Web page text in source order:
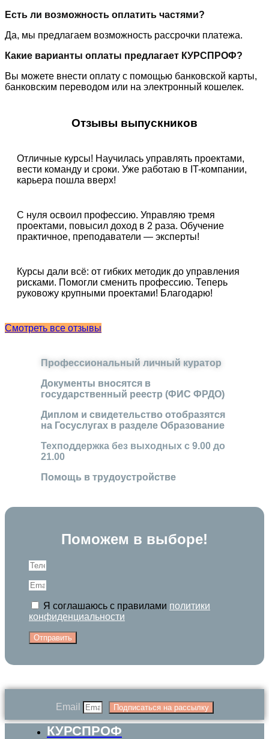
Есть ли возможность оплатить частями?
Да, мы предлагаем возможность рассрочки платежа.
Какие варианты оплаты предлагает КУРСПРОФ?
Вы можете внести оплату с помощью банковской карты,
банковским переводом или на электронный кошелек.
Отзывы выпускников
Отличные курсы! Научилась управлять проектами,
вести команду и сроки. Уже работаю в IT-компании,
карьера пошла вверх!
С нуля освоил профессию. Управляю тремя
проектами, повысил доход в 2 раза. Обучение
практичное, преподаватели — эксперты!
Курсы дали всё: от гибких методик до управления
рисками. Помогли сменить профессию. Теперь
руковожу крупными проектами! Благодарю!
Смотреть все отзывы
Профессиональный личный куратор
Документы вносятся в
государственный реестр (ФИС ФРДО)
Диплом и свидетельство отобразятся
на Госуслугах в разделе Образование
Техподдержка без выходных с 9.00 до
21.00
Помощь в трудоустройстве
Поможем в выборе!
Я соглашаюсь с правилами политики
конфиденциальности
Отправить
Email Подписаться на рассылку
КУРСПРОФ